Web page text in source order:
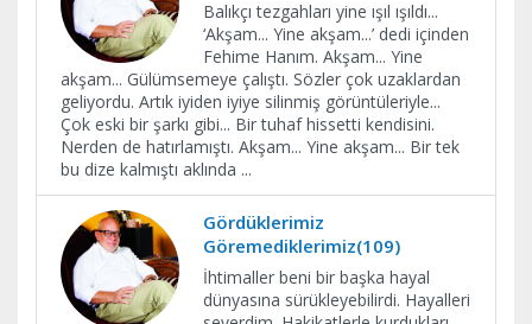
Balıkçı tezgahları yine ışıl ışıldı...
‘Akşam... Yine akşam...’ dedi içinden
Fehime Hanım. Akşam... Yine
akşam... Gülümsemeye çalıştı. Sözler çok uzaklardan
geliyordu. Artık iyiden iyiye silinmiş görüntüleriyle...
Çok eski bir şarkı gibi... Bir tuhaf hissetti kendisini.
Nerden de hatırlamıştı. Akşam... Yine akşam... Bir tek
bu dize kalmıştı aklında ...
Gördüklerimiz
Göremediklerimiz(109)
İhtimaller beni bir başka hayal
dünyasına sürükleyebilirdi. Hayalleri